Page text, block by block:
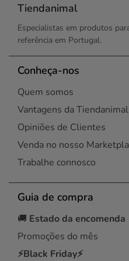
Tiendanimal
Especialistas em produtos
referência em Portugal.
Conheça-nos
Quem somos
Vantagens da Tiendanimal
Opiniões de Clientes
Venda no nosso
Trabalhe connosco
Guia de compra
🚚 Estado da encomenda
Promoções do mês
⚡Black Friday⚡